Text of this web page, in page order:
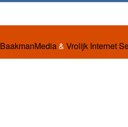
BaakmanMedia& Vrolijk Internet